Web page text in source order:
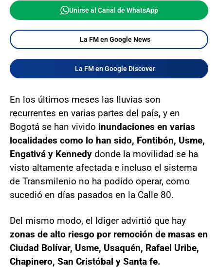
Unirse al Canal de WhatsApp
La FM en Google News
La FM en Google Discover
En los últimos meses las lluvias son
recurrentes en varias partes del país, y en
Bogotá se han vivido inundaciones en varias
localidades como lo han sido, Fontibón, Usme,
Engativá y Kennedy donde la movilidad se ha
visto altamente afectada e incluso el sistema
de Transmilenio no ha podido operar, como
sucedió en días pasados en la Calle 80.
Del mismo modo, el Idiger advirtió que hay
zonas de alto riesgo por remoción de masas en
Ciudad Bolívar, Usme, Usaquén, Rafael Uribe,
Chapinero, San Cristóbal y Santa fe.